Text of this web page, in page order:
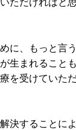
ただければと思
に、もっと言
生まれることも
を受けていた
決することによ